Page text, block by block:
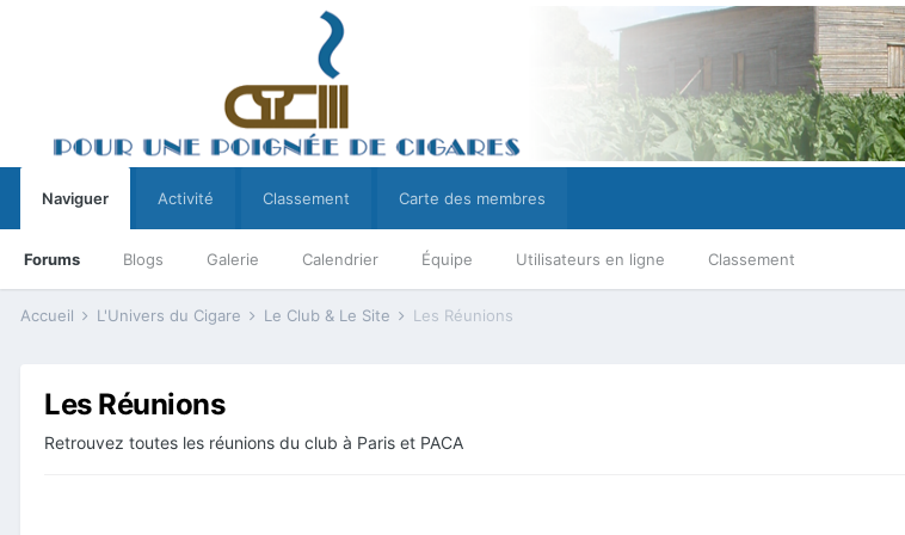
Naviguer
Forums Blogs Galerie Calendrier Équipe Utilisateurs en ligne Classement
Activité Classement Carte des membres
Accueil L'Univers du Cigare Le Club & Le Site Les Réunions
Les Réunions
Retrouvez toutes les réunions du club à Paris et PACA